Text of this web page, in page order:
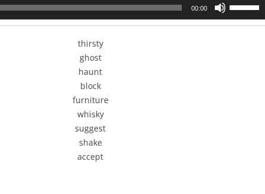
00:00
上
thirsty
ghost
haunt
block
furniture
whisky
suggest
shake
accept